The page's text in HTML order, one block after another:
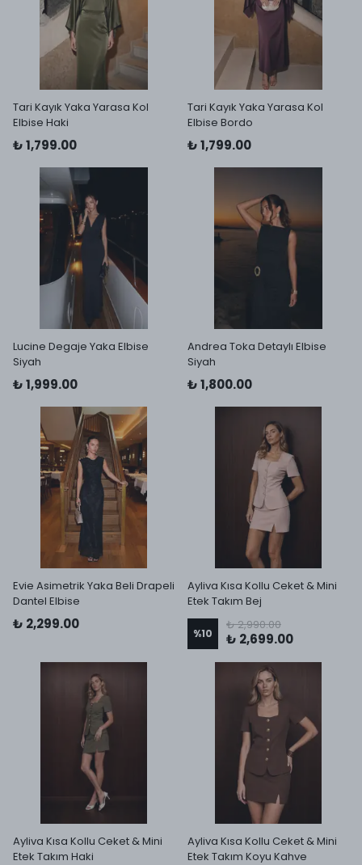
Tari Kayık Yaka Yarasa Kol
Elbise Haki
₺ 1,799.00
Tari Kayık Yaka Yarasa Kol
Elbise Bordo
₺ 1,799.00
Lucine Degaje Yaka Elbise
Siyah
₺ 1,999.00
Andrea Toka Detaylı Elbise
Siyah
₺ 1,800.00
Evie Asimetrik Yaka Beli Drapeli
Dantel Elbise
₺ 2,299.00
Ayliva Kısa Kollu Ceket & Mini
Etek Takım Bej
%10
₺ 2,990.00
₺ 2,699.00
Ayliva Kısa Kollu Ceket & Mini
Etek Takım Haki
Ayliva Kısa Kollu Ceket & Mini
Etek Takım Koyu Kahve